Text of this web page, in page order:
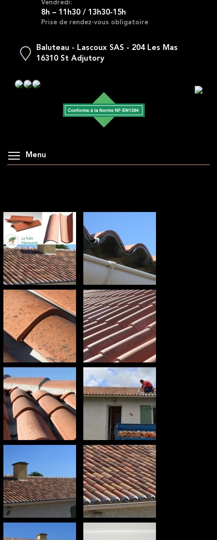
Vendredi:
8h – 11h30 / 13h30-15h
Prise de rendez-vous obligatoire
Baluteau - Lascoux SAS - 204 Les Mas
16310 St Adjutory
Menu